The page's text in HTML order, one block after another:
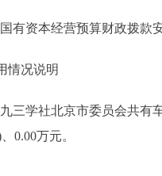
资本经营预算财政拨款
况说明
学社北京市委员会共有车
0.00万元。